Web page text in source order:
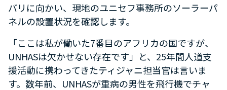
バリに向かい、現地のユニセフ事務所のソーラーパ
ネルの設置状況を確認します。
「ここは私が働いた7番目のアフリカの国ですが、
UNHASは欠かせない存在です」と、25年間人道支
援活動に携わってきたティジャニ担当官は言いま
す。数年前、UNHASが重病の男性を飛行機でチャ